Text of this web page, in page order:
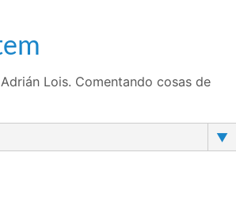
Lois. Comentando cosas de
▼